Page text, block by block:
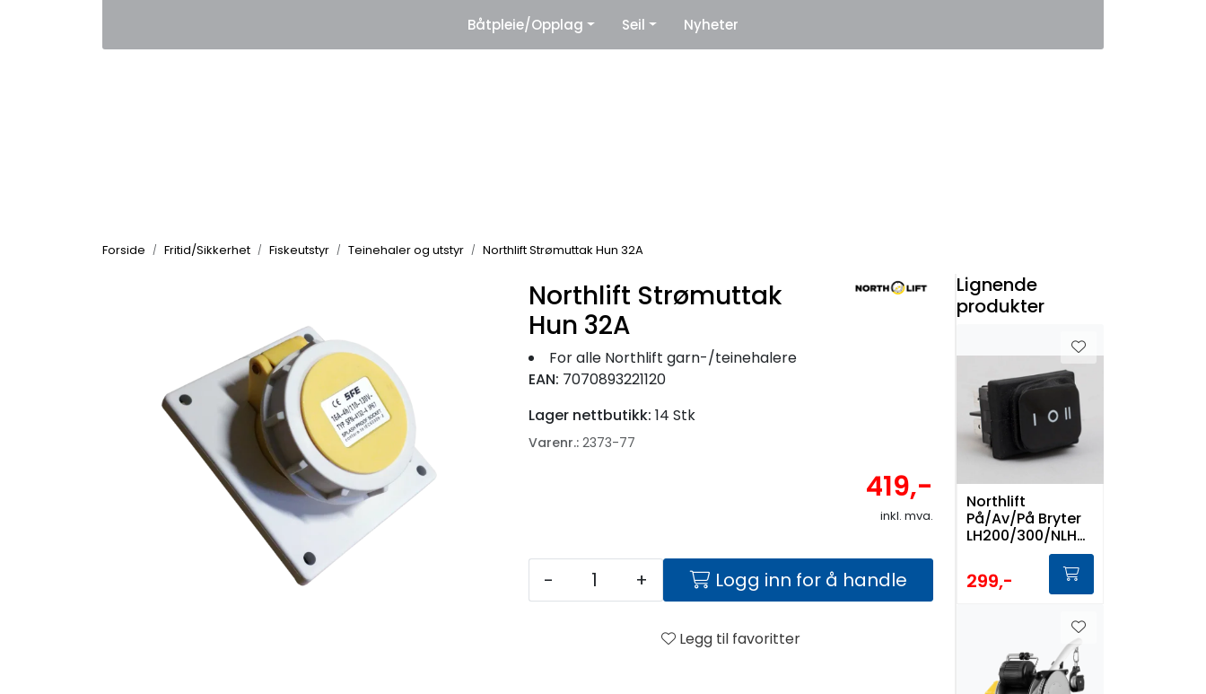
Leverandører
Båtpleie/Opplag Seil Nyheter
Forside Fritid/Sikkerhet Fiskeutstyr Teinehaler og utstyr Northlift Strømuttak Hun 32A
Northlift Strømuttak
Hun 32A
For alle Northlift garn-/teinehalere
EAN: 7070893221120
Lager nettbutikk: 14 Stk
Varenr.: 2373-77
419,-
inkl. mva.
- + Logg inn for å handle
Legg til favoritter
Lignende
produkter
Northlift
På/Av/På Bryter
LH200/300/NLH2
299,-